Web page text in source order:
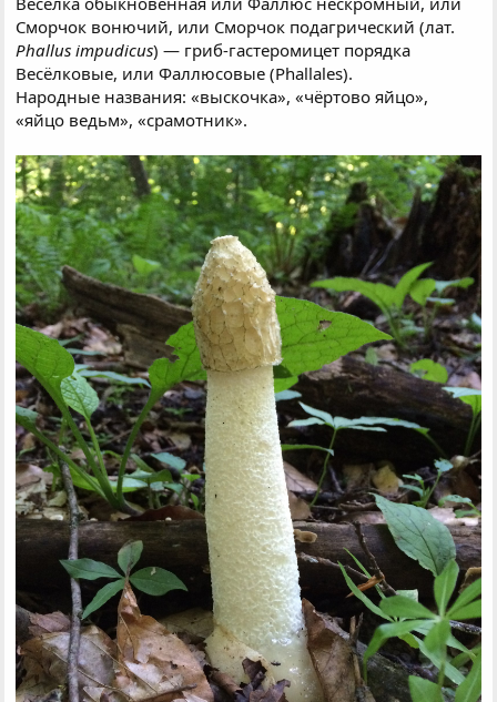
Сморчок вонючий, или Сморчок подагрический (лат.
Phallus impudicus) — гриб-гастеромицет порядка
Весёлковые, или Фаллюсовые (Phallales).
Народные названия: «выскочка», «чёртово яйцо»,
«яйцо ведьм», «срамотник».